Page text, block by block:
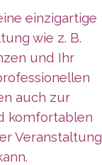
einzigartige
wie z. B.
und Ihr
auch zur
komfortablen
Veranstaltung